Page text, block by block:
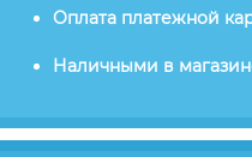
Оплата платежной
Наличными в